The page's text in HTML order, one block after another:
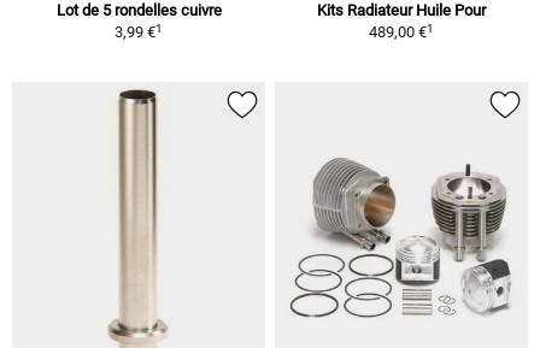
Lot de 5 rondelles cuivre
3,99 €1
Kits Radiateur Huile Pour
489,00 €1